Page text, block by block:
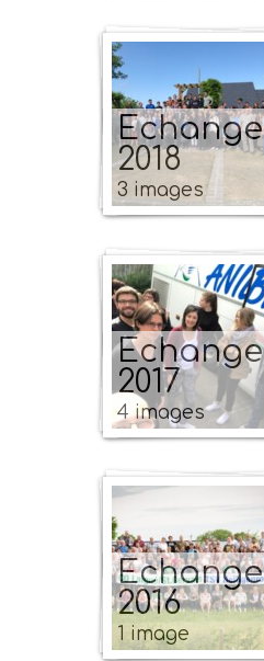
Echange
2018
3 images
Echange
2017
4 images
Echange
2016
1 image